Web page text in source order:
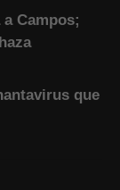
Campos;
que